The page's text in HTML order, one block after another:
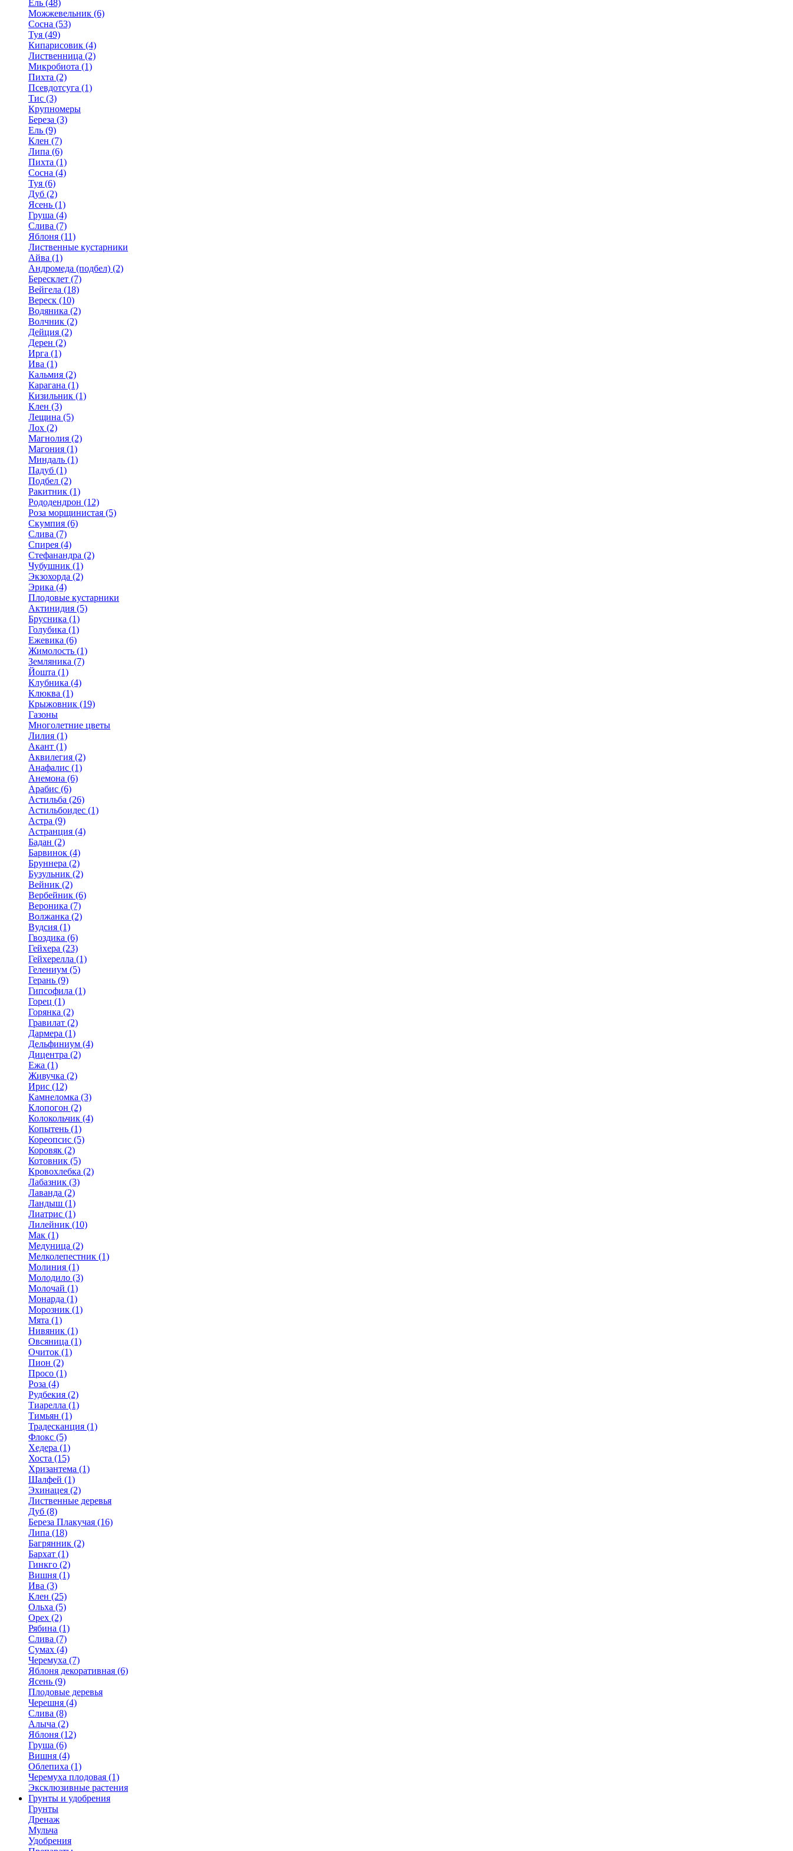
Ель (48)
Можжевельник (6)
Сосна (53)
Туя (49)
Кипарисовик (4)
Лиственница (2)
Микробиота (1)
Пихта (2)
Псевдотсуга (1)
Тис (3)
Крупномеры
Береза (3)
Ель (9)
Клен (7)
Липа (6)
Пихта (1)
Сосна (4)
Туя (6)
Дуб (2)
Ясень (1)
Груша (4)
Слива (7)
Яблоня (11)
Лиственные кустарники
Айва (1)
Андромеда (подбел) (2)
Бересклет (7)
Вейгела (18)
Вереск (10)
Водяника (2)
Волчник (2)
Дейция (2)
Дерен (2)
Ирга (1)
Ива (1)
Кальмия (2)
Карагана (1)
Кизильник (1)
Клен (3)
Лещина (5)
Лох (2)
Магнолия (2)
Магония (1)
Миндаль (1)
Падуб (1)
Подбел (2)
Ракитник (1)
Рододендрон (12)
Роза морщинистая (5)
Скумпия (6)
Слива (7)
Спирея (4)
Стефанандра (2)
Чубушник (1)
Экзохорда (2)
Эрика (4)
Плодовые кустарники
Актинидия (5)
Брусника (1)
Голубика (1)
Ежевика (6)
Жимолость (1)
Земляника (7)
Йошта (1)
Клубника (4)
Клюква (1)
Крыжовник (19)
Газоны
Многолетние цветы
Лилия (1)
Акант (1)
Аквилегия (2)
Анафалис (1)
Анемона (6)
Арабис (6)
Астильба (26)
Астильбоидес (1)
Астра (9)
Астранция (4)
Бадан (2)
Барвинок (4)
Бруннера (2)
Бузульник (2)
Вейник (2)
Вербейник (6)
Вероника (7)
Волжанка (2)
Вудсия (1)
Гвоздика (6)
Гейхера (23)
Гейхерелла (1)
Гелениум (5)
Герань (9)
Гипсофила (1)
Горец (1)
Горянка (2)
Гравилат (2)
Дармера (1)
Дельфиниум (4)
Дицентра (2)
Ежа (1)
Живучка (2)
Ирис (12)
Камнеломка (3)
Клопогон (2)
Колокольчик (4)
Копытень (1)
Кореопсис (5)
Коровяк (2)
Котовник (5)
Кровохлебка (2)
Лабазник (3)
Лаванда (2)
Ландыш (1)
Лиатрис (1)
Лилейник (10)
Мак (1)
Медуница (2)
Мелколепестник (1)
Молиния (1)
Молодило (3)
Молочай (1)
Монарда (1)
Морозник (1)
Мята (1)
Нивяник (1)
Овсяница (1)
Очиток (1)
Пион (2)
Просо (1)
Роза (4)
Рудбекия (2)
Тиарелла (1)
Тимьян (1)
Традесканция (1)
Флокс (5)
Хедера (1)
Хоста (15)
Хризантема (1)
Шалфей (1)
Эхинацея (2)
Лиственные деревья
Дуб (8)
Береза Плакучая (16)
Липа (18)
Багрянник (2)
Бархат (1)
Гинкго (2)
Вишня (1)
Ива (3)
Клен (25)
Ольха (5)
Орех (2)
Рябина (1)
Слива (7)
Сумах (4)
Черемуха (7)
Яблоня декоративная (6)
Ясень (9)
Плодовые деревья
Черешня (4)
Слива (8)
Алыча (2)
Яблоня (12)
Груша (6)
Вишня (4)
Облепиха (1)
Черемуха плодовая (1)
Эксклюзивные растения
Грунты и удобрения
Грунты
Дренаж
Мульча
Удобрения